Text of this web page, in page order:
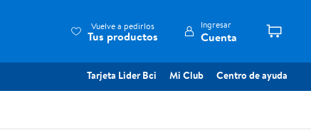
Vuelve a pedirlos
Tus productos
Ingresar
Cuenta
Tarjeta Lider Bci Mi Club Centro de ayuda